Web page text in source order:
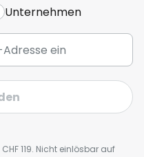
Unternehmen
119. Nicht einlösbar auf